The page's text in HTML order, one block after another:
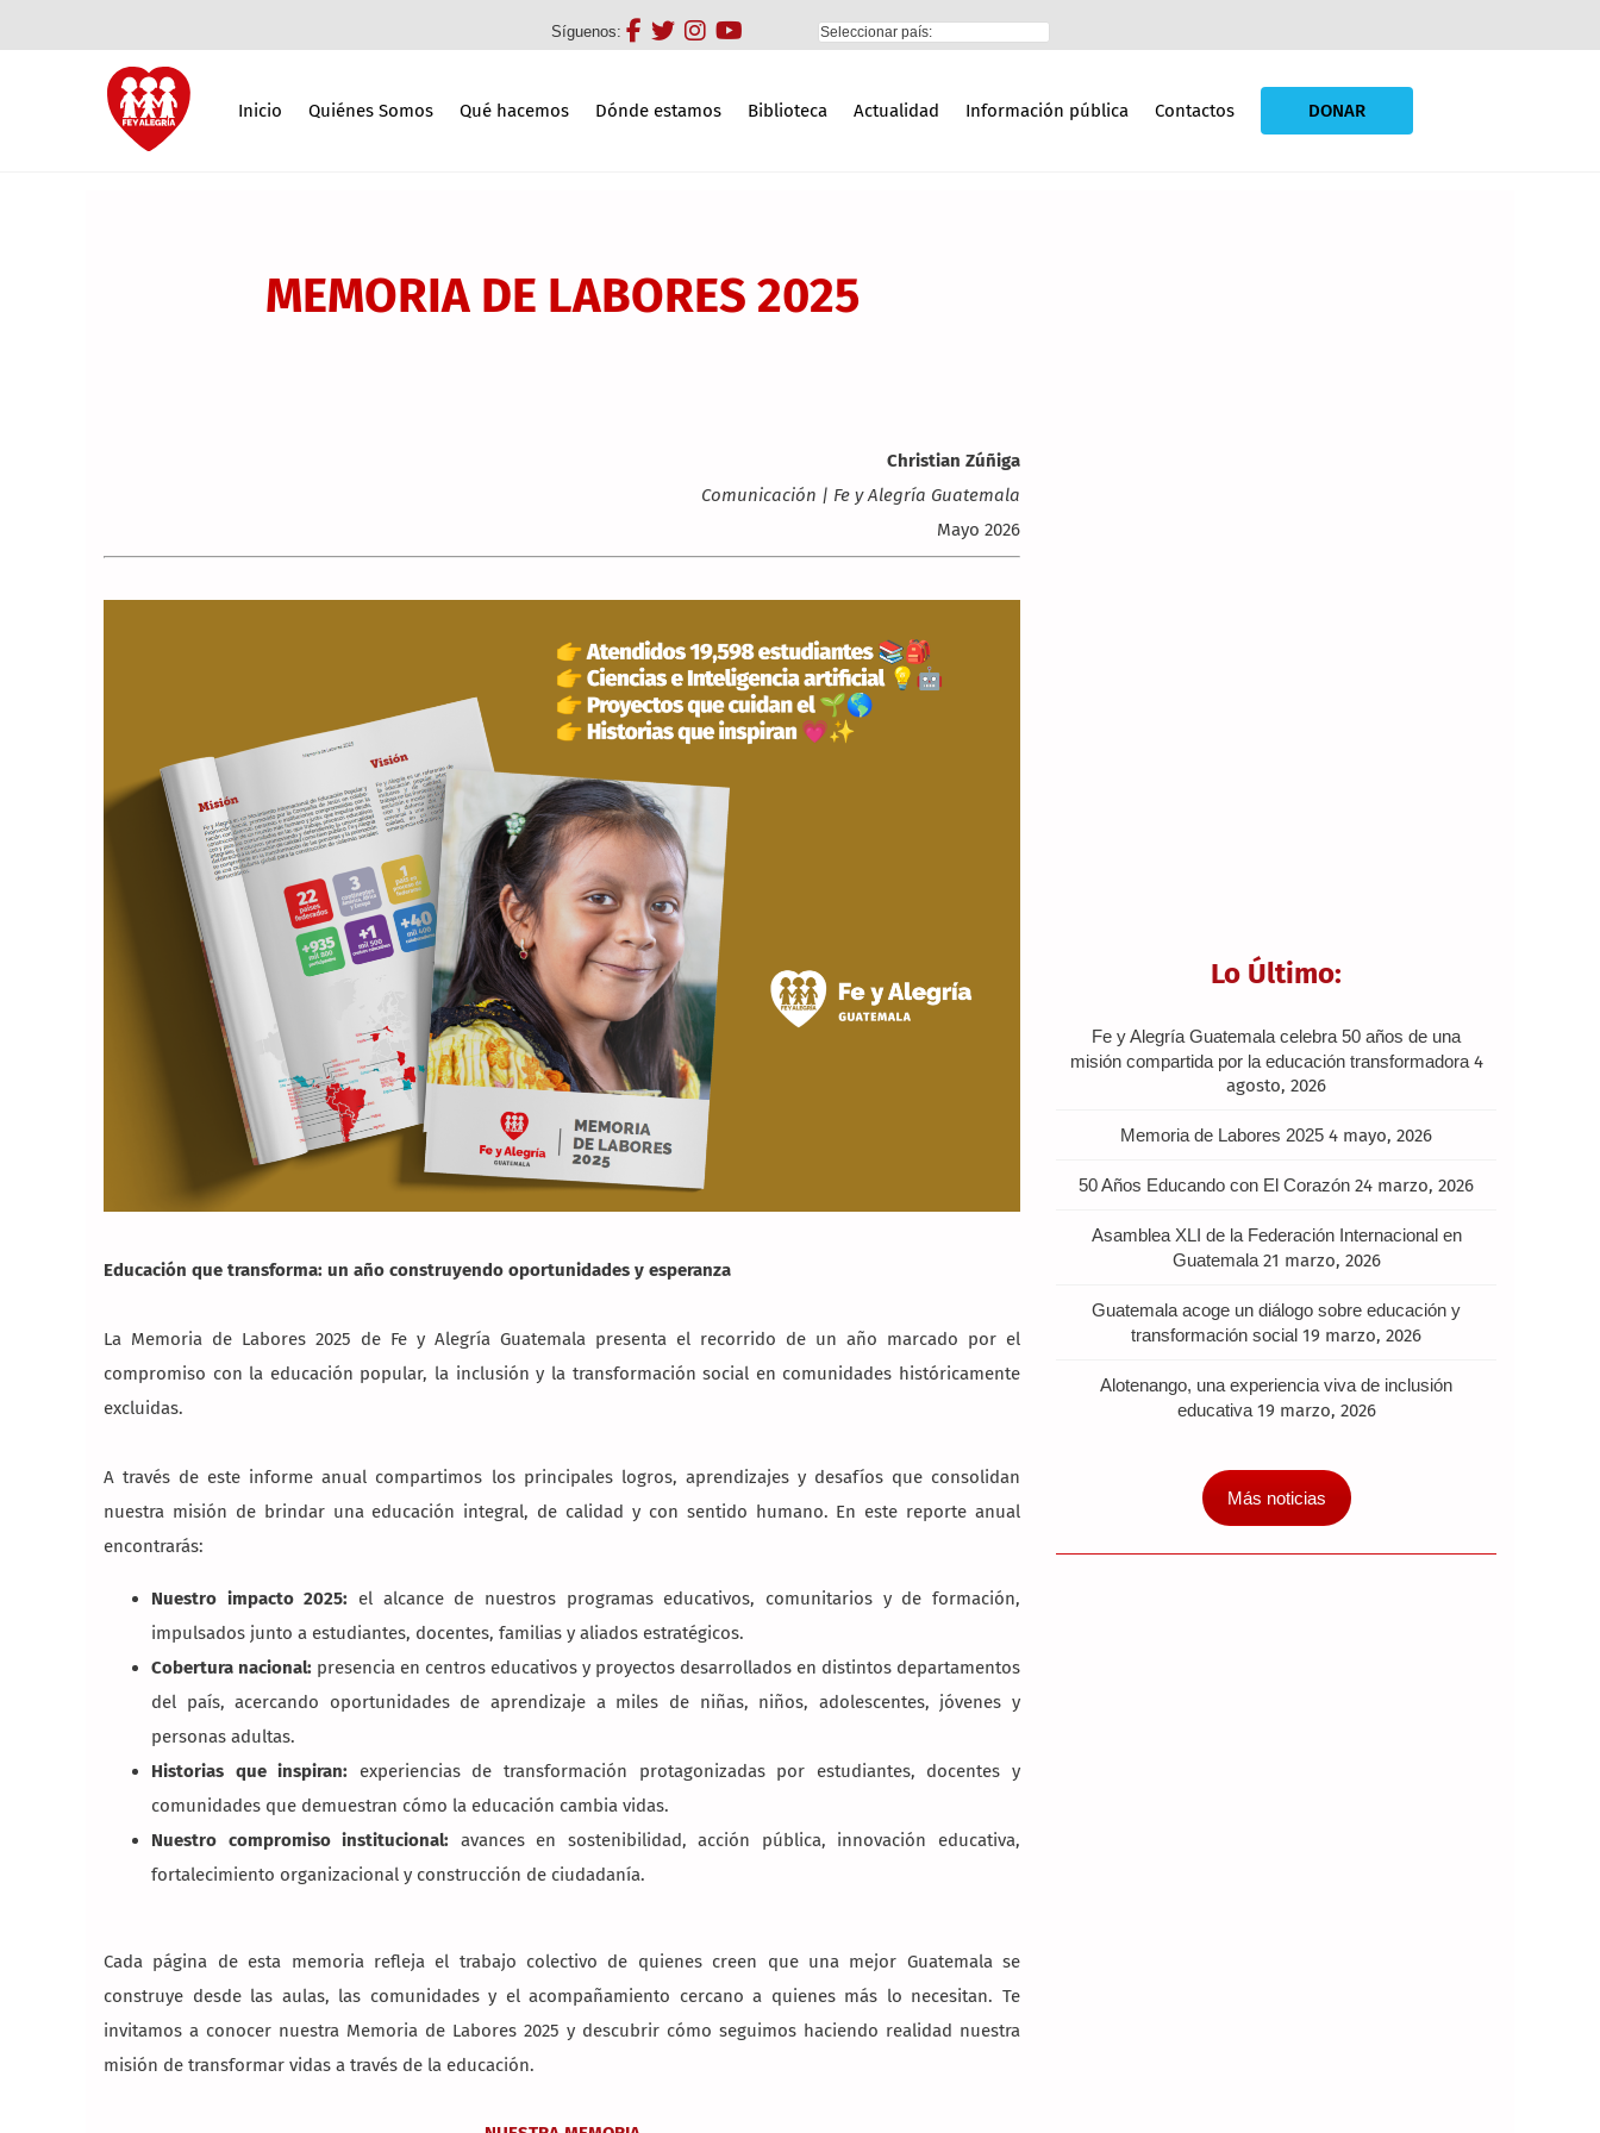
Síguenos:
Inicio Quiénes Somos Qué hacemos Dónde estamos Biblioteca Actualidad Información pública Contactos DONAR
MEMORIA DE LABORES 2025
Christian Zúñiga
Comunicación | Fe y Alegría Guatemala
Mayo 2026
Educación que transforma: un año construyendo oportunidades y esperanza
La Memoria de Labores 2025 de Fe y Alegría Guatemala presenta el recorrido de un año marcado por el
compromiso con la educación popular, la inclusión y la transformación social en comunidades históricamente
excluidas.
A través de este informe anual compartimos los principales logros, aprendizajes y desafíos que consolidan
nuestra misión de brindar una educación integral, de calidad y con sentido humano. En este reporte anual
encontrarás:
Nuestro impacto 2025: el alcance de nuestros programas educativos, comunitarios y de formación,
impulsados junto a estudiantes, docentes, familias y aliados estratégicos.
Cobertura nacional: presencia en centros educativos y proyectos desarrollados en distintos departamentos
del país, acercando oportunidades de aprendizaje a miles de niñas, niños, adolescentes, jóvenes y
personas adultas.
Historias que inspiran: experiencias de transformación protagonizadas por estudiantes, docentes y
comunidades que demuestran cómo la educación cambia vidas.
Nuestro compromiso institucional: avances en sostenibilidad, acción pública, innovación educativa,
fortalecimiento organizacional y construcción de ciudadanía.
Cada página de esta memoria refleja el trabajo colectivo de quienes creen que una mejor Guatemala se
construye desde las aulas, las comunidades y el acompañamiento cercano a quienes más lo necesitan. Te
invitamos a conocer nuestra Memoria de Labores 2025 y descubrir cómo seguimos haciendo realidad nuestra
misión de transformar vidas a través de la educación.
Lo Último:
Fe y Alegría Guatemala celebra 50 años de una
misión compartida por la educación transformadora 4
agosto, 2026
Memoria de Labores 2025 4 mayo, 2026
50 Años Educando con El Corazón 24 marzo, 2026
Asamblea XLI de la Federación Internacional en
Guatemala 21 marzo, 2026
Guatemala acoge un diálogo sobre educación y
transformación social 19 marzo, 2026
Alotenango, una experiencia viva de inclusión
educativa 19 marzo, 2026
Más noticias